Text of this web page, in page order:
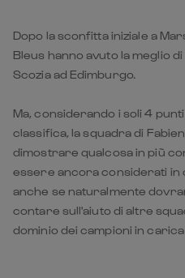
Dopo la sconfitta iniziale a
Bleus hanno avuto la meglio
Scozia ad Edimburgo.
Ma, considerando i soli 4
classifica, la squadra di
dimostrare qualcosa in più
essere ancora considerati in
anche se naturalmente
contare sull'aiuto di altre
dominio dei campioni in